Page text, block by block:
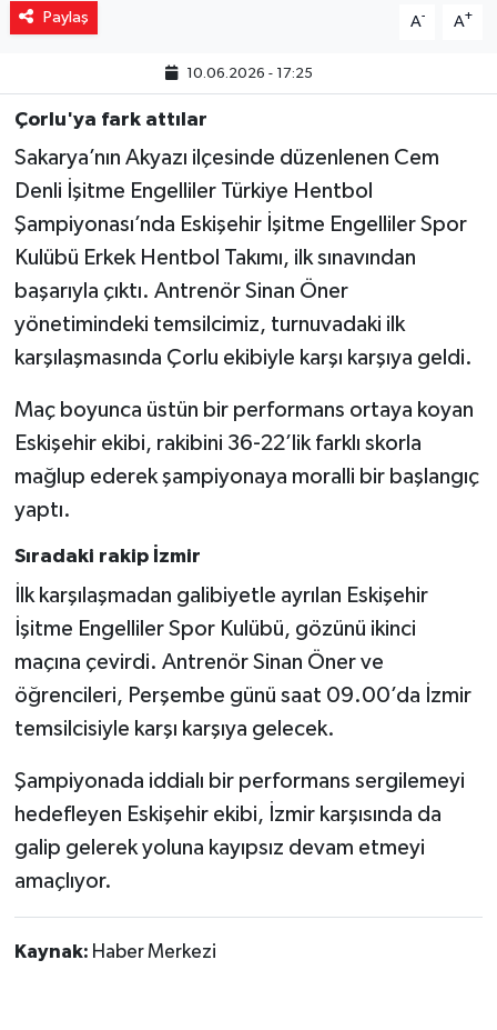
Paylaş A- A+
10.06.2026 - 17:25
Çorlu'ya fark attılar
Sakarya’nın Akyazı ilçesinde düzenlenen Cem
Denli İşitme Engelliler Türkiye Hentbol
Şampiyonası’nda Eskişehir İşitme Engelliler Spor
Kulübü Erkek Hentbol Takımı, ilk sınavından
başarıyla çıktı. Antrenör Sinan Öner
yönetimindeki temsilcimiz, turnuvadaki ilk
karşılaşmasında Çorlu ekibiyle karşı karşıya geldi.
Maç boyunca üstün bir performans ortaya koyan
Eskişehir ekibi, rakibini 36-22’lik farklı skorla
mağlup ederek şampiyonaya moralli bir başlangıç
yaptı.
Sıradaki rakip İzmir
İlk karşılaşmadan galibiyetle ayrılan Eskişehir
İşitme Engelliler Spor Kulübü, gözünü ikinci
maçına çevirdi. Antrenör Sinan Öner ve
öğrencileri, Perşembe günü saat 09.00’da İzmir
temsilcisiyle karşı karşıya gelecek.
Şampiyonada iddialı bir performans sergilemeyi
hedefleyen Eskişehir ekibi, İzmir karşısında da
galip gelerek yoluna kayıpsız devam etmeyi
amaçlıyor.
Kaynak: Haber Merkezi